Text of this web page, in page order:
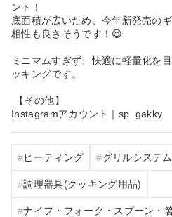
ント！
底面積が広いため、今年新発売の
相性も良さそうです！😆
ミニマムすぎず、快適に軽量化を
ッキングです。
【その他】
Instagramアカウント｜sp_gakky
ヒーティング グリルシステム
調理器具(クッキング用品)
ナイフ・フォーク・スプーン・